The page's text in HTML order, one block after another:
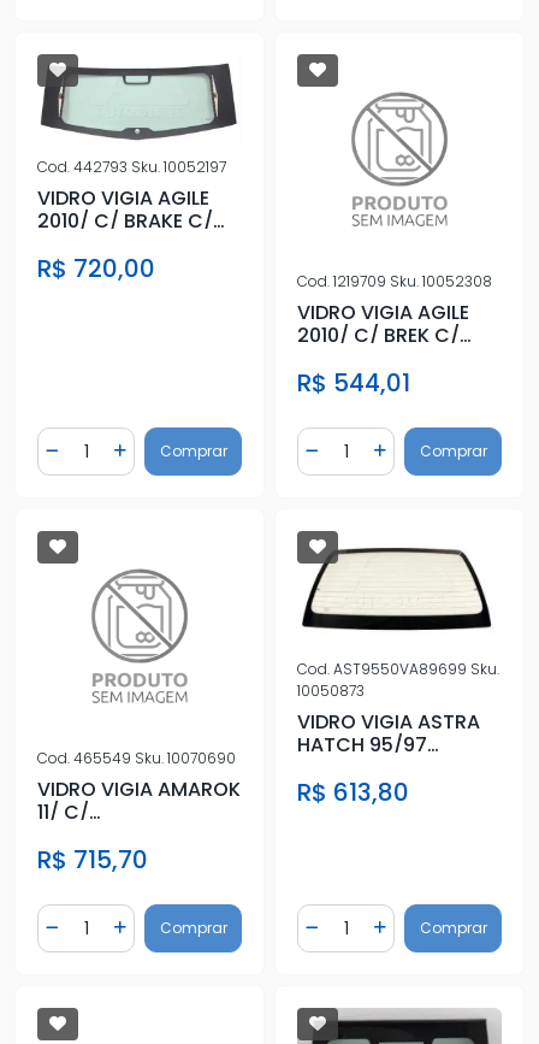
Cod.442793 Sku.10052197
VIDRO VIGIA AGILE
2010/ C/ BRAKE C/
ANTIEMBACANTE
R$ 720,00
Diminuir Quantidade
Quantidade
Adicionar Quantidade
Comprar
Cod.1219709 Sku.10052308
VIDRO VIGIA AGILE
2010/ C/ BREK C/
ANTIEMBACANTE
R$ 544,01
Diminuir Quantidade
Quantidade
AdicionarComprar
Cod.465549 Sku.10070690
VIDRO VIGIA AMAROK
11/ C/
SERIGRAFIA VERDE
R$ 715,70
Diminuir Quantidade
Quantidade
Adicionar Quantidade
Comprar
Cod.AST9550VA89699 Sku.
10050873
VIDRO VIGIA ASTRA
HATCH 95/97
R$ 613,80
Diminuir Quantidade
Quantidade
AdicionarComprar